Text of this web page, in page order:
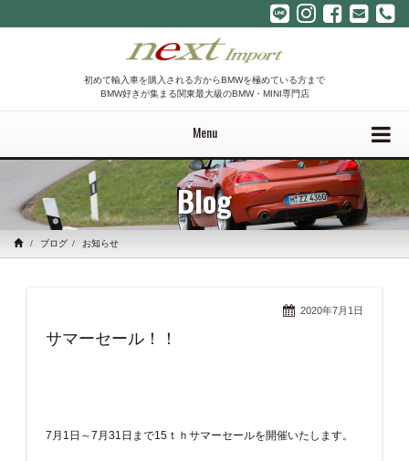
初めて輸入車を購入される方からBMWを極めている方まで
BMW好きが集まる関東最大級のBMW・MINI専門店
Menu
Blog
ブログ お知らせ
2020年7月1日
サマーセール！！
7月1日～7月31日まで15ｔｈサマーセールを開催いたします。